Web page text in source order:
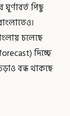
পিছু
চলেছে
দিচ্ছে
বন্ধ থাকছে